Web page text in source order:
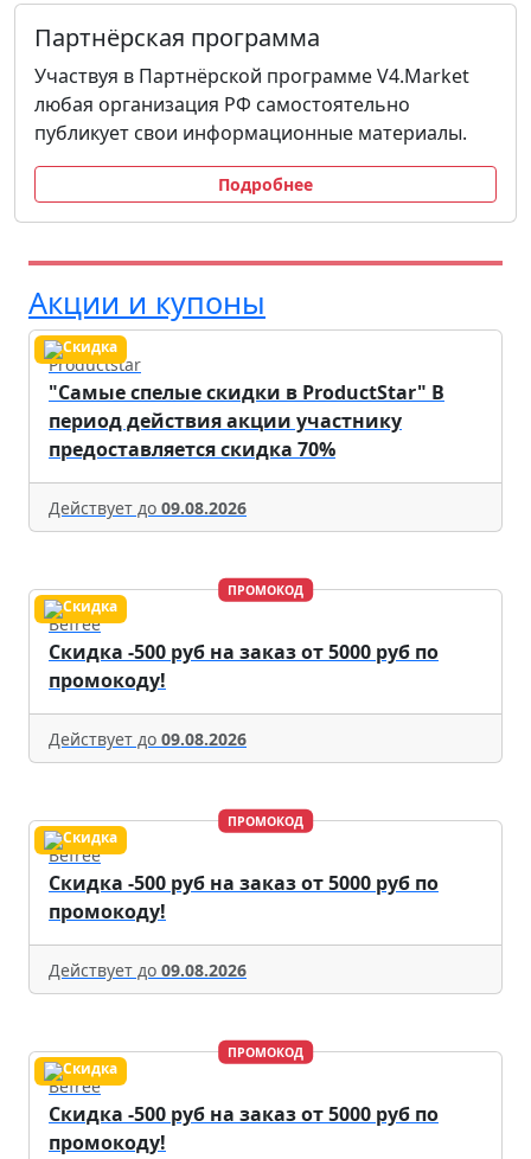
Партнёрская программа
Участвуя в Партнёрской программе V4.Market
любая организация РФ самостоятельно
публикует свои информационные материалы.
Подробнее
Акции и купоны
Productstar
"Самые спелые скидки в ProductStar" В
период действия акции участнику
предоставляется скидка 70%
Действует до 09.08.2026
ПРОМОКОД
Befree
Скидка -500 руб на заказ от 5000 руб по
промокоду!
Действует до 09.08.2026
ПРОМОКОД
Befree
Скидка -500 руб на заказ от 5000 руб по
промокоду!
Действует до 09.08.2026
ПРОМОКОД
Befree
Скидка -500 руб на заказ от 5000 руб по
промокоду!